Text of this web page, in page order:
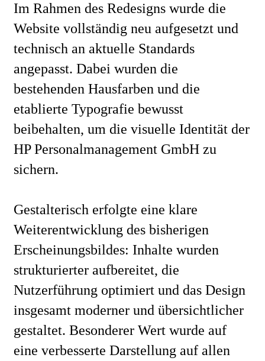
Im Rahmen des Redesigns wurde die
Website vollständig neu aufgesetzt und
technisch an aktuelle Standards
angepasst. Dabei wurden die
bestehenden Hausfarben und die
etablierte Typografie bewusst
beibehalten, um die visuelle Identität der
HP Personalmanagement GmbH zu
sichern.
Gestalterisch erfolgte eine klare
Weiterentwicklung des bisherigen
Erscheinungsbildes: Inhalte wurden
strukturierter aufbereitet, die
Nutzerführung optimiert und das Design
insgesamt moderner und übersichtlicher
gestaltet. Besonderer Wert wurde auf
eine verbesserte Darstellung auf allen